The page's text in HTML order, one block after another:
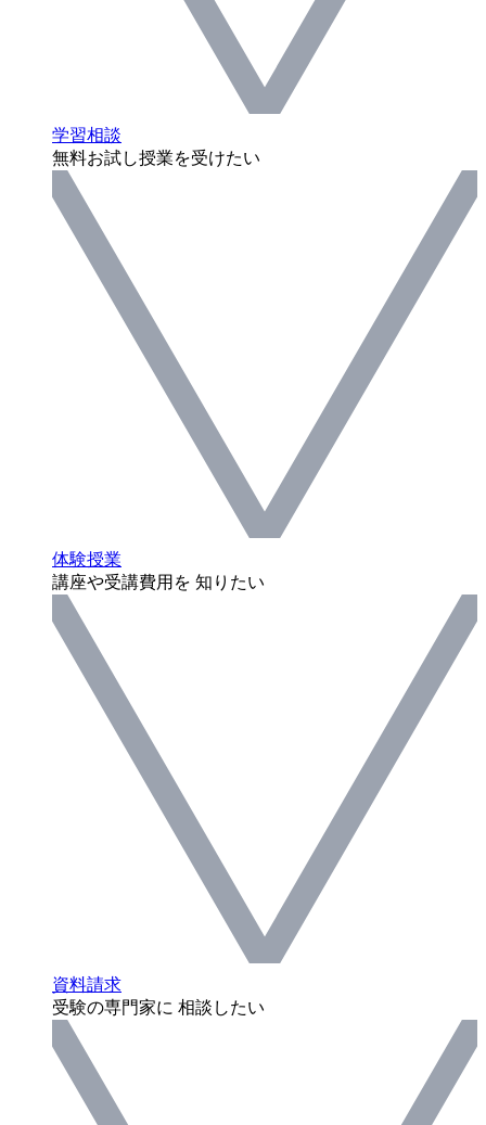
学習相談
無料お試し授業を受けたい
体験授業
講座や受講費用を 知りたい
資料請求
受験の専門家に 相談したい